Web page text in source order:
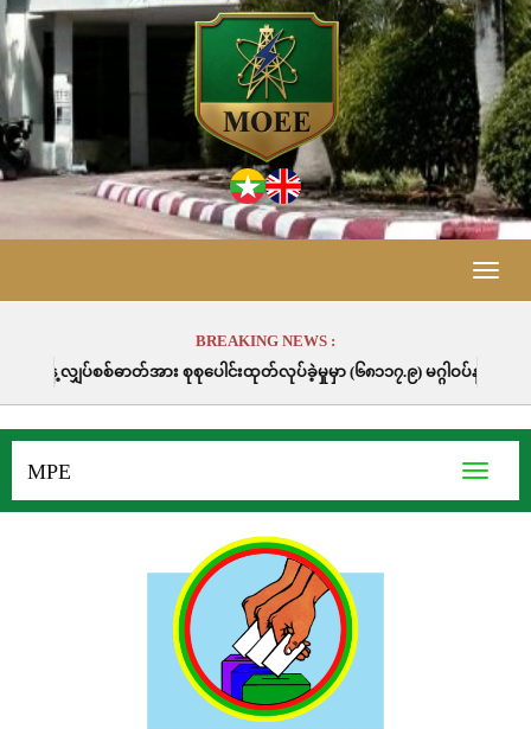
Toggle
BREAKING NEWS :
စ်ဓာတ်အား စုစုပေါင်းထုတ်လုပ်ခဲ့မှုမှာ (၆၈၁၁၇.၉) မဂ္ဂါဝပ်နာရီဖြစ်ပါသည်။
Toggle
MPE